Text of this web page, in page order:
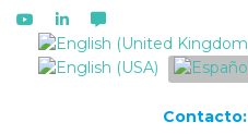
Seleccione su idioma
Contacto: